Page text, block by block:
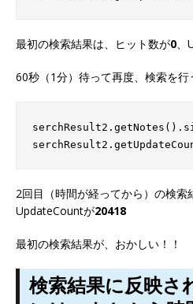
最初の検索結果は、ヒット数が0、
60秒（1分）待って再度、検索を行
2回目（時間が経ってから）の検索
UpdateCountが20418
最初の検索結果が、おかしい！！
検索結果に反映さ